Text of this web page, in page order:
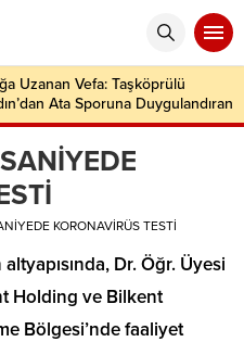
Uzanan Vefa: Taşköprülü
Ata Sporuna Duygulandıran
KORONAVİRÜS TESTİ
Dr. Öğr. Üyesi
Holding ve Bilkent
Bölgesi’nde faaliyet